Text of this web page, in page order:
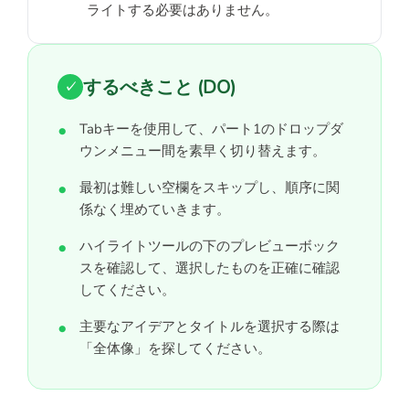
ライトする必要はありません。
✓ するべきこと (DO)
Tabキーを使用して、パート1のドロップダ
ウンメニュー間を素早く切り替えます。
最初は難しい空欄をスキップし、順序に関
係なく埋めていきます。
ハイライトツールの下のプレビューボック
スを確認して、選択したものを正確に確認
してください。
主要なアイデアとタイトルを選択する際は
「全体像」を探してください。